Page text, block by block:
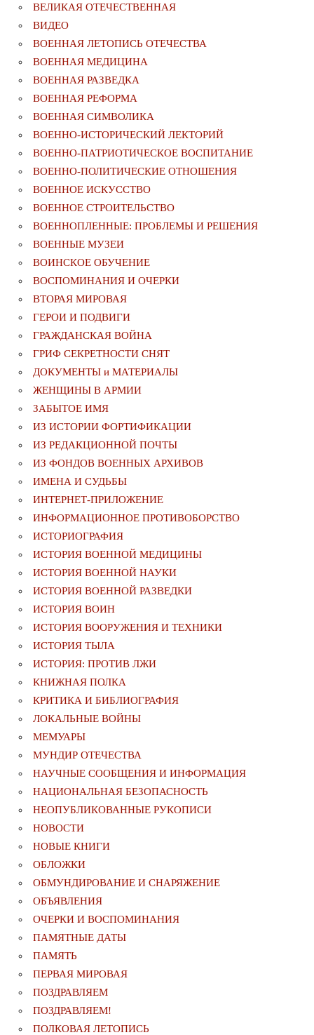
ВЕЛИКАЯ ОТЕЧЕСТВЕННАЯ
ВИДЕО
ВОЕННАЯ ЛЕТОПИСЬ ОТЕЧЕСТВА
ВОЕННАЯ МЕДИЦИНА
ВОЕННАЯ РАЗВЕДКА
ВОЕННАЯ РЕФОРМА
ВОЕННАЯ СИМВОЛИКА
ВОЕННО-ИСТОРИЧЕСКИЙ ЛЕКТОРИЙ
ВОЕННО-ПАТРИОТИЧЕСКОЕ ВОСПИТАНИЕ
ВОЕННО-ПОЛИТИЧЕСКИE ОТНОШЕНИЯ
ВОЕННОЕ ИСКУССТВО
ВОЕННОЕ СТРОИТЕЛЬСТВО
ВОЕННОПЛЕННЫЕ: ПРОБЛЕМЫ И РЕШЕНИЯ
ВОЕННЫЕ МУЗЕИ
ВОИНСКОЕ ОБУЧЕНИЕ
ВОСПОМИНАНИЯ И ОЧЕРКИ
ВТОРАЯ МИРОВАЯ
ГЕРОИ И ПОДВИГИ
ГРАЖДАНСКАЯ ВОЙНА
ГРИФ СЕКРЕТНОСТИ СНЯТ
ДОКУМЕНТЫ и МАТЕРИАЛЫ
ЖЕНЩИНЫ В АРМИИ
ЗАБЫТОЕ ИМЯ
ИЗ ИСТОРИИ ФОРТИФИКАЦИИ
ИЗ РЕДАКЦИОННОЙ ПОЧТЫ
ИЗ ФОНДОВ ВОЕННЫХ АРХИВОВ
ИМЕНА И СУДЬБЫ
ИНТЕРНЕТ-ПРИЛОЖЕНИЕ
ИНФОРМАЦИОННОЕ ПРОТИВОБОРСТВО
ИСТОРИОГРАФИЯ
ИСТОРИЯ ВОЕННОЙ МЕДИЦИНЫ
ИСТОРИЯ ВОЕННОЙ НАУКИ
ИСТОРИЯ ВОЕННОЙ РАЗВЕДКИ
ИСТОРИЯ ВОИН
ИСТОРИЯ ВООРУЖЕНИЯ И ТЕХНИКИ
ИСТОРИЯ ТЫЛА
ИСТОРИЯ: ПРОТИВ ЛЖИ
КНИЖНАЯ ПОЛКА
КРИТИКА И БИБЛИОГРАФИЯ
ЛОКАЛЬНЫЕ ВОЙНЫ
МЕМУАРЫ
МУНДИР ОТЕЧЕСТВА
НАУЧНЫЕ СООБЩЕНИЯ И ИНФОРМАЦИЯ
НАЦИОНАЛЬНАЯ БЕЗОПАСНОСТЬ
НЕОПУБЛИКОВАННЫЕ РУКОПИСИ
НОВОСТИ
НОВЫЕ КНИГИ
ОБЛОЖКИ
ОБМУНДИРОВАНИЕ И СНАРЯЖЕНИЕ
ОБЪЯВЛЕНИЯ
ОЧЕРКИ И ВОСПОМИНАНИЯ
ПАМЯТНЫЕ ДАТЫ
ПАМЯТЬ
ПЕРВАЯ МИРОВАЯ
ПОЗДРАВЛЯЕМ
ПОЗДРАВЛЯЕМ!
ПОЛКОВАЯ ЛЕТОПИСЬ